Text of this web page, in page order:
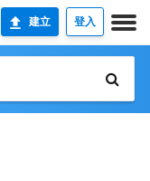
建立 登入